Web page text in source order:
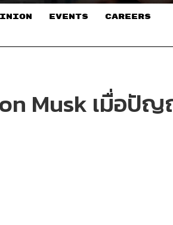
EVENTS CAREERS
Musk เมื่อปั